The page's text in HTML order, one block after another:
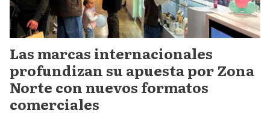
Las marcas internacionales
profundizan su apuesta por Zona
Norte con nuevos formatos
comerciales